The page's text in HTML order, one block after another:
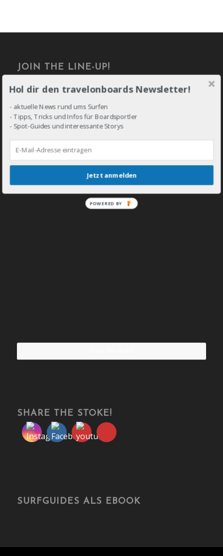
JOIN THE LINE-UP!
DROP IN!
SHARE THE STOKE!
SURFGUIDES ALS EBOOK
Hol dir den travelonboards Newsletter!
- aktuelle News rund ums Surfen
- Tipps, Tricks und Infos für Boardsportler
- Spot-Guides und interessante Storys
Jetzt anmelden
POWERED BY